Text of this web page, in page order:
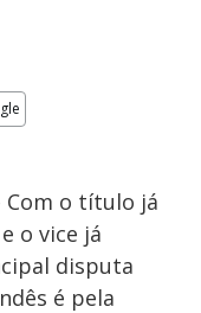
Com o título já
o vice já
disputa
é pela